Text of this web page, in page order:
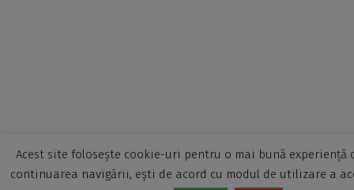
Acest site folosește cookie-uri pentru o mai bună experiență
continuarea navigării, ești de acord cu modul de utilizare a